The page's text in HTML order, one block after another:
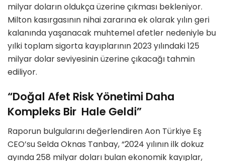
milyar doların oldukça üzerine çıkması bekleniyor.
Milton kasırgasının nihai zararına ek olarak yılın geri
kalanında yaşanacak muhtemel afetler nedeniyle bu
yılki toplam sigorta kayıplarının 2023 yılındaki 125
milyar dolar seviyesinin üzerine çıkacağı tahmin
ediliyor.
“Doğal Afet Risk Yönetimi Daha
Kompleks Bir Hale Geldi”
Raporun bulgularını değerlendiren Aon Türkiye Eş
CEO’su Selda Oknas Tanbay, “2024 yılının ilk dokuz
ayında 258 milyar doları bulan ekonomik kayıplar,